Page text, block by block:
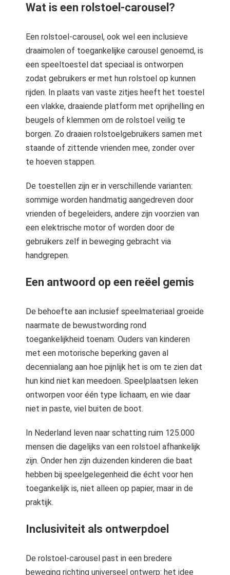
Wat is een rolstoel-carousel?
Een rolstoel-carousel, ook wel een inclusieve
draaimolen of toegankelijke carousel genoemd, is
een speeltoestel dat speciaal is ontworpen
zodat gebruikers er met hun rolstoel op kunnen
rijden. In plaats van vaste zitjes heeft het toestel
een vlakke, draaiende platform met oprijhelling en
beugels of klemmen om de rolstoel veilig te
borgen. Zo draaien rolstoelgebruikers samen met
staande of zittende vrienden mee, zonder over
te hoeven stappen.
De toestellen zijn er in verschillende varianten:
sommige worden handmatig aangedreven door
vrienden of begeleiders, andere zijn voorzien van
een elektrische motor of worden door de
gebruikers zelf in beweging gebracht via
handgrepen.
Een antwoord op een reëel gemis
De behoefte aan inclusief speelmateriaal groeide
naarmate de bewustwording rond
toegankelijkheid toenam. Ouders van kinderen
met een motorische beperking gaven al
decennialang aan hoe pijnlijk het is om te zien dat
hun kind niet kan meedoen. Speelplaatsen leken
ontworpen voor één type lichaam, en wie daar
niet in paste, viel buiten de boot.
In Nederland leven naar schatting ruim 125.000
mensen die dagelijks van een rolstoel afhankelijk
zijn. Onder hen zijn duizenden kinderen die baat
hebben bij speelgelegenheid die écht voor hen
toegankelijk is, niet alleen op papier, maar in de
praktijk.
Inclusiviteit als ontwerpdoel
De rolstoel-carousel past in een bredere
beweging richting universeel ontwerp: het idee